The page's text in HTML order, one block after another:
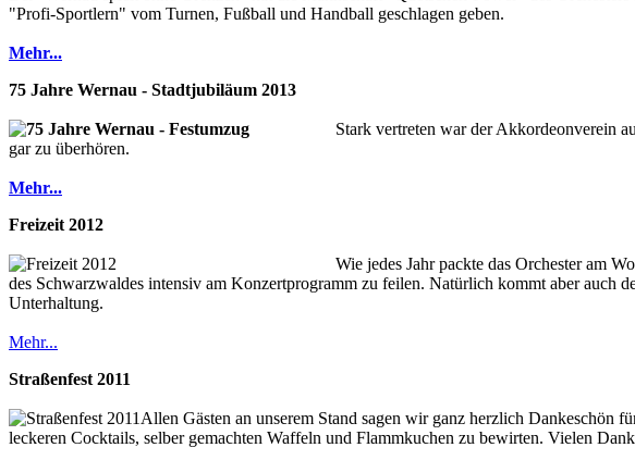
"Profi-Sportlern" vom Turnen, Fußball und Handball geschlagen geben.
Mehr...
75 Jahre Wernau - Stadtjubiläum 2013
Stark vertreten war der Akkordeonverein
gar zu überhören.
Mehr...
Freizeit 2012
Wie jedes Jahr packte das Orchester am
des Schwarzwaldes intensiv am Konzertprogramm zu feilen. Natürlich kommt aber auch
Unterhaltung.
Mehr...
Straßenfest 2011
Allen Gästen an unserem Stand sagen wir ganz herzlich Dankeschön
leckeren Cocktails, selber gemachten Waffeln und Flammkuchen zu bewirten. Vielen